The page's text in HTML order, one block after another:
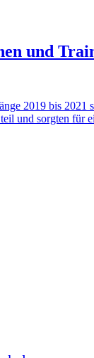
und
2019 bis
und sorgten